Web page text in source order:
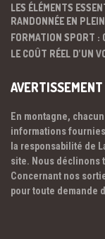
LES ÉLÉMENTS
RANDONNÉE EN
FORMATION SPORT :
LE COÛT RÉEL D’UN
En montagne,
informations
la responsabilité de
site. Nous déclinons
Concernant nos
pour toute demande